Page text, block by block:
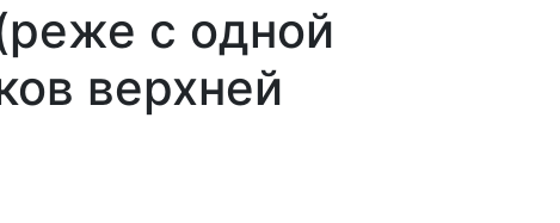
с одной
верхней